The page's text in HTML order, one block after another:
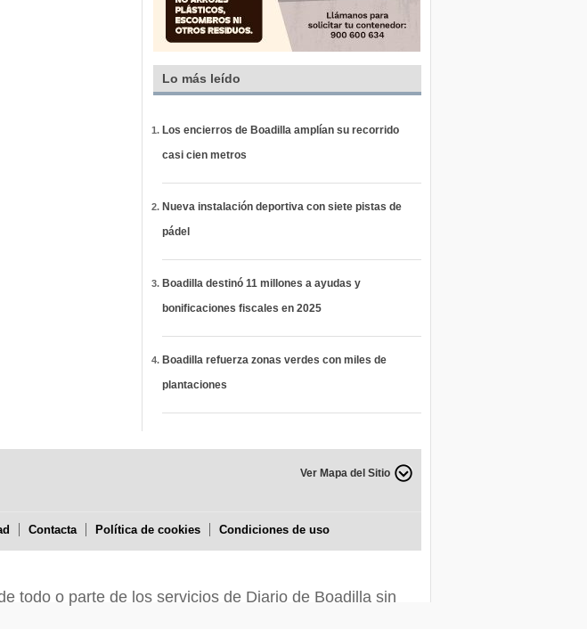
Lo más leído
Los encierros de Boadilla amplían su recorrido
casi cien metros
Nueva instalación deportiva con siete pistas de
pádel
Boadilla destinó 11 millones a ayudas y
bonificaciones fiscales en 2025
Boadilla refuerza zonas verdes con miles de
plantaciones
Ver Mapa del Sitio
Contacta Política de cookies Condiciones de uso
todo o parte de los servicios de Diario de Boadilla sin